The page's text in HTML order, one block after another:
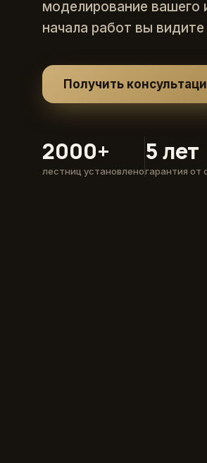
моделирование
начала работ вы видите
Получить
2000+
лестниц установлено
5 лет
гарантия от